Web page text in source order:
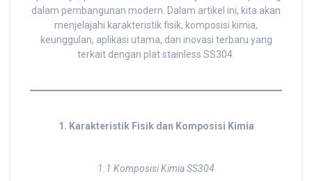
dalam pembangunan modern. Dalam artikel ini, kita akan
menjelajahi karakteristik fisik, komposisi kimia,
keunggulan, aplikasi utama, dan inovasi terbaru yang
terkait dengan plat stainless SS304.
1. Karakteristik Fisik dan Komposisi Kimia
1.1 Komposisi Kimia SS304